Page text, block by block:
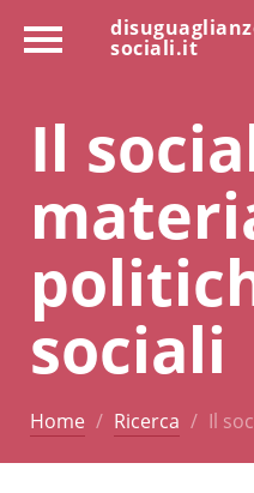
sociali.it
Il
sociali
Home Ricerca Il